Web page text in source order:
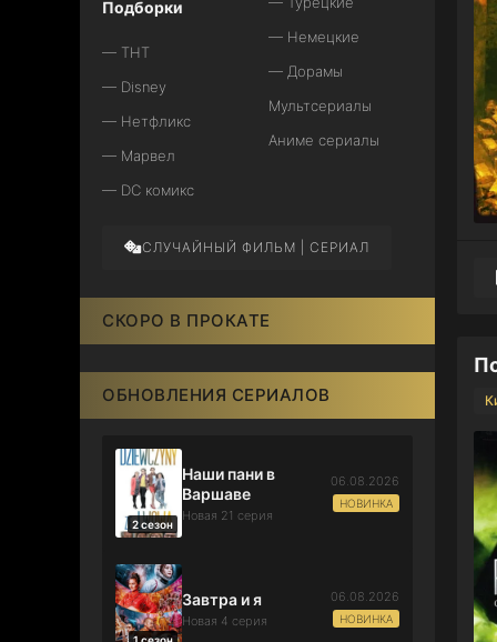
Подборки
— ТНТ
— Disney
— Нетфликс
— Марвел
— DC комикс
— Немецкие
— Дорамы
Мультсериалы
Аниме сериалы
СЛУЧАЙНЫЙ ФИЛЬМ | СЕРИАЛ
СКОРО В ПРОКАТЕ
ОБНОВЛЕНИЯ СЕРИАЛОВ
2 сезон
Наши пани в
Варшаве
Новая 21 серия
06.08.2026
НОВИНКА
Завтра и я
Новая 4 серия
06.08.2026
НОВИНКА